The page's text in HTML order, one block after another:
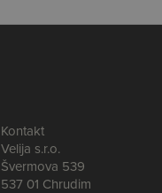
Kontakt
Velija s.r.o.
Švermova 539
537 01 Chrudim